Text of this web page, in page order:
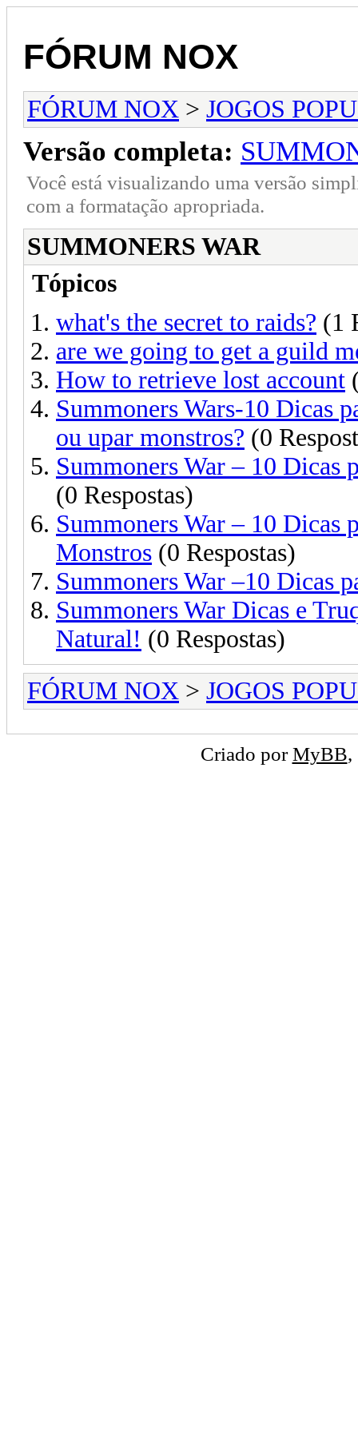
FÓRUM NOX
FÓRUM NOX > JOGOS
Versão completa:
Você está visualizando uma versão
com a formatação apropriada.
SUMMONERS WAR
Tópicos
what's the secret to raids? (1
are we going to get a guild
How to retrieve lost account
Summoners Wars-10 Dicas
ou upar monstros? (0
Summoners War – 10 Dicas
(0 Respostas)
Summoners War – 10 Dicas
Monstros (0 Respostas)
Summoners War –10 Dicas
Summoners War Dicas e
Natural! (0 Respostas)
FÓRUM NOX > JOGOS
Criado porMyBB,